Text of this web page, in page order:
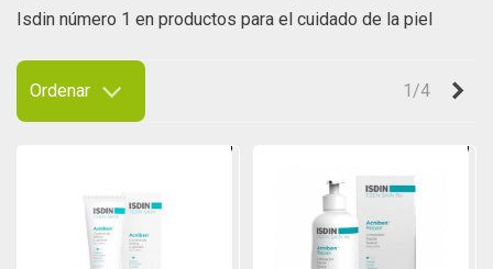
Isdin número 1 en productos para el cuidado de la piel
Ordenar
1/4